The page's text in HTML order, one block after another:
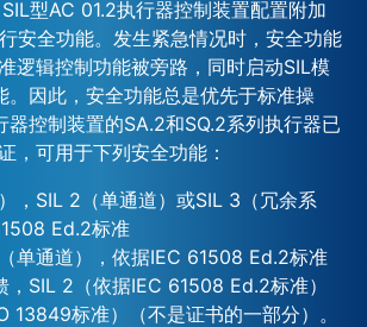
型AC 01.2执行器控制装置配置附加
安全功能。发生紧急情况时，安全功能
逻辑控制功能被旁路，同时启动SIL模
。因此，安全功能总是优先于标准操
器控制装置的SA.2和SQ.2系列执行器已
，可用于下列安全功能：
，SIL 2（单通道）或SIL 3（冗余系
Ed.2标准
单通道），依据IEC 61508 Ed.2标准
，SIL 2（依据IEC 61508 Ed.2标准）
13849标准）（不是证书的一部分）。